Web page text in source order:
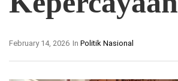
In Politik Nasional
February 14, 2026